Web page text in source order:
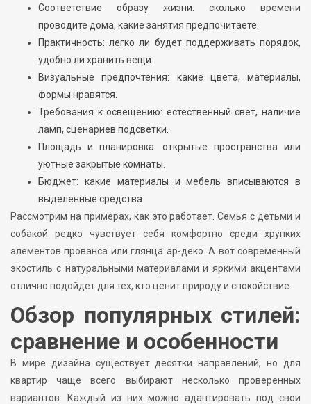
Соответствие образу жизни: сколько времени
проводите дома, какие занятия предпочитаете.
Практичность: легко ли будет поддерживать порядок,
удобно ли хранить вещи.
Визуальные предпочтения: какие цвета, материалы,
формы нравятся.
Требования к освещению: естественный свет, наличие
ламп, сценариев подсветки.
Площадь и планировка: открытые пространства или
уютные закрытые комнаты.
Бюджет: какие материалы и мебель вписываются в
выделенные средства.
Рассмотрим на примерах, как это работает. Семья с детьми и
собакой редко чувствует себя комфортно среди хрупких
элементов прованса или глянца ар-деко. А вот современный
экостиль с натуральными материалами и яркими акцентами
отлично подойдет для тех, кто ценит природу и спокойствие.
Обзор популярных стилей:
сравнение и особенности
В мире дизайна существует десятки направлений, но для
квартир чаще всего выбирают несколько проверенных
вариантов. Каждый из них можно адаптировать под свои